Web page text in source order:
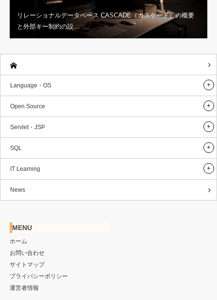
リレーショナルデータベース CASCADE（カスケード）の概要
と外部キー制約の設…
Language・OS
Open Source
Servlet・JSP
SQL
IT Learning
News
MENU
ホーム
お問い合わせ
サイトマップ
プライバシーポリシー
運営者情報